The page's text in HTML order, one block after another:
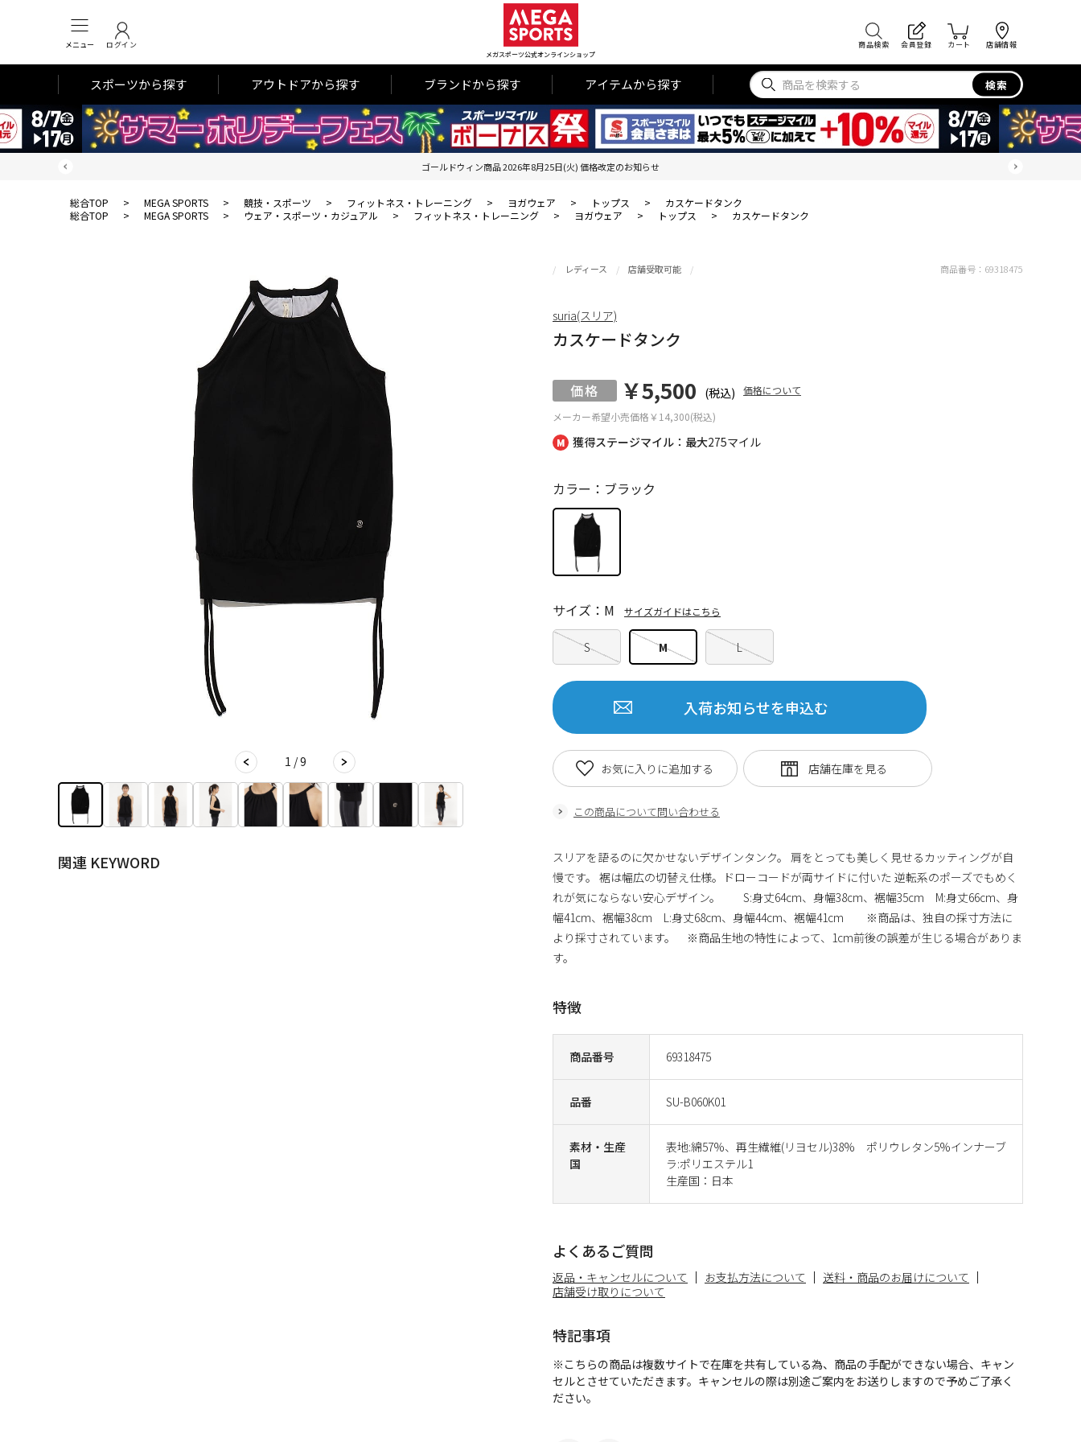
メニュー ログイン
メガスポーツ公式オンラインショップ
商品検索 会員登録 カート 店舗情報
スポーツから探す アウトドアから探す ブランドから探す アイテムから探す 検索
ゴールドウィン商品 2026年8月25日(火) 価格改定のお知らせ
総合TOP > MEGA SPORTS > 競技・スポーツ > フィットネス・トレーニング > ヨガウェア > トップス >
カスケードタンク
総合TOP
> MEGA SPORTS > ウェア・スポーツ・カジュアル > フィットネス・トレーニング > ヨガウェア > トップス > カスケードタンク
1 / 9
関連 KEYWORD
獲得ステージマイル：最大275マイル
レディース 店舗受取可能
カスケードタンク
メーカー希望小売価格￥14,300(税込)
￥5,500 (税込) 価格について
商品番号 69318475
品番 SU-B060K01
素材・生産
国
表地:綿57%、再生繊維(リヨセル)38% ポリウレタン5%インナーブ
ラ:ポリエステル1
生産国：日本
カラー：ブラック
S M L
サイズ：M サイズガイドはこちら
入荷お知らせを申込む
この商品について問い合わせる
お気に入りに追加する
商品番号： 69318475
suria(スリア)
スリアを語るのに欠かせないデザインタンク。 肩をとっても美しく見せるカッティングが自
慢です。 裾は幅広の切替え仕様。ドローコードが両サイドに付いた 逆転系のポーズでもめく
れが気にならない安心デザイン。 S:身丈64cm、身幅38cm、裾幅35cm M:身丈66cm、身
幅41cm、裾幅38cm L:身丈68cm、身幅44cm、裾幅41cm ※商品は、独自の採寸方法に
より採寸されています。 ※商品生地の特性によって、1cm前後の誤差が生じる場合がありま
す。
特徴
よくあるご質問
返品・キャンセルについて お支払方法について
送料・商品のお届けについて
店舗受け取りについて
特記事項
※こちらの商品は複数サイトで在庫を共有している為、商品の手配ができない場合、キャン
セルとさせていただきます。キャンセルの際は別途ご案内をお送りしますので予めご了承く
ださい。